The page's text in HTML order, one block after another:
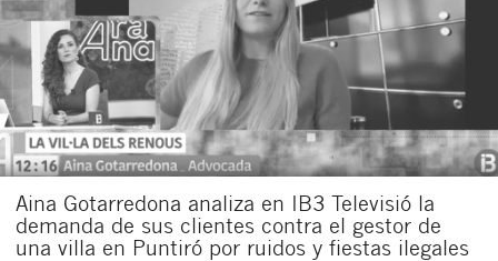
Aina Gotarredona analiza en IB3 Televisió la
demanda de sus clientes contra el gestor de
una villa en Puntiró por ruidos y fiestas ilegales